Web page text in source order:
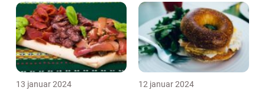
verden
13 januar 2024 12 januar 2024